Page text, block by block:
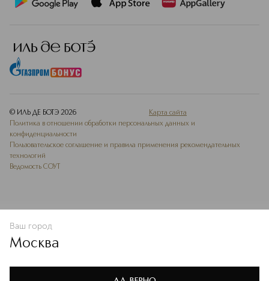
В КОРЗИНУ
© ИЛЬ ДЕ БОТЭ 2026
Карта сайта
Политика в отношении обработки персональных данных и
конфиденциальности
Пользовательское соглашение и правила применения рекомендательных
технологий
Ведомость СОУТ
Ваш город
Москва